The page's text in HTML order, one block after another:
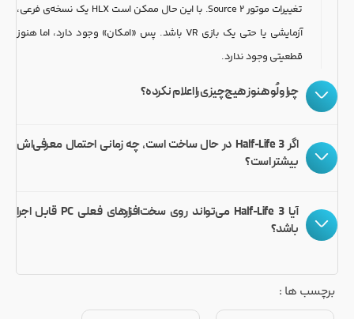
تغییرات موتور Source 2. با این حال ممکن است HLX یک نسخه‌ی فرعی،
آزمایشی یا حتی یک بازی VR باشد. پس «امکان» وجود دارد، اما هنوز
قطعیتی وجود ندارد.
چرا ولُو هنوز هیچ‌چیزی را اعلام نکرده؟
اگر Half-Life 3 در حال ساخت است، چه زمانی احتمال معرفی‌اش
بیشتر است؟
آیا Half-Life 3 می‌تواند روی سخت‌افزارهای فعلی PC قابل اجرا
باشد؟
برچسب ها :